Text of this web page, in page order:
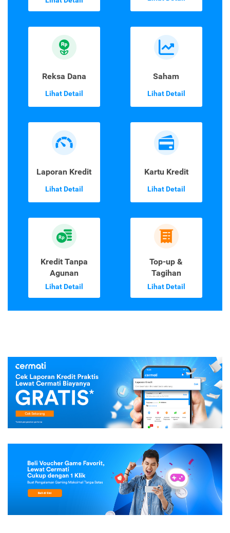
Reksa Dana
Lihat Detail
Saham
Lihat Detail
Laporan Kredit
Lihat Detail
Kartu Kredit
Lihat Detail
Kredit Tanpa
Agunan
Lihat Detail
Top-up &
Tagihan
Lihat Detail